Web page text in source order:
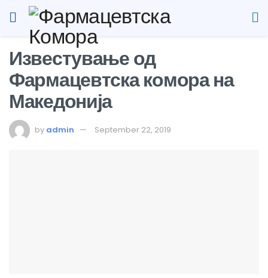
Известување од
Фармацевтска комора на
Македонија
by admin September 22, 2019